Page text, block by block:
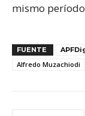
mismo
FUENTE
Alfredo Muzachiodi